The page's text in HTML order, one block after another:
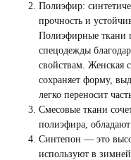
Полиэфир:
прочность и
Полиэфирные ткани
спецодежды
свойствам. Женская
сохраняет форму,
легко переносит
Смесовые ткани
полиэфира,
Синтепон — это
используют в